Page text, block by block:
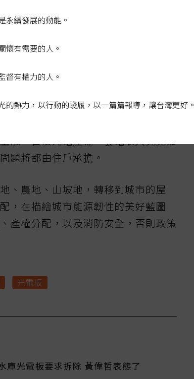
會因太陽光照射持續發電，將增加消
內政部僅將搶救光電火災納入救災手
，面對火災風險，如何建立跨機關即
可迅速取得設備狀態與斷電資訊，是
斷宣稱，蓋光電後民眾約十二年可回
來看，建商成本約兩百萬，勢必轉嫁
漲，日後光電產權、發電收入究竟如
題將都由住戶承擔。
、農地、山坡地，轉移到城市的屋
，在描繪城市能源韌性的美好藍圖
產權分配，以及消防安全，否則政策
光電板
庫光電板要求拆除 黃偉哲表態了
永續發展的動能。
懷有需要的人。
督有權力的人。
的熱力，以行動的踐履，以一篇篇報導，讓台灣更好。